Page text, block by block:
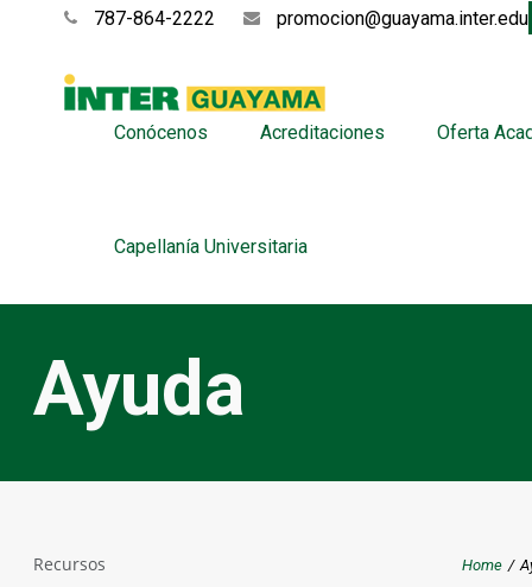
787-864-2222 promocion@guayama.inter.edu
Conócenos Acreditaciones Oferta
Capellanía Universitaria
Ayuda
Home /
Recursos